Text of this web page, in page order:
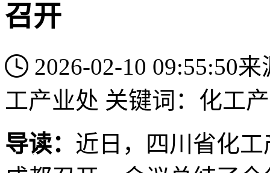
召开
2026-02-10 09:55:50来
工产业处 关键词： 化工
导读： 近日，四川省化